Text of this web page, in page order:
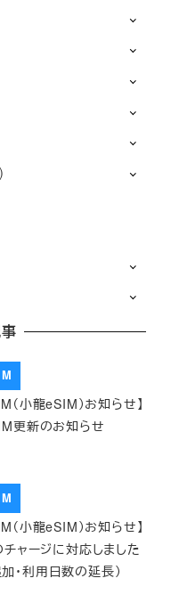
小龍eSIM）お知らせ】
更新のお知らせ
小龍eSIM）お知らせ】
チャージに対応しました
・利用日数の延長）